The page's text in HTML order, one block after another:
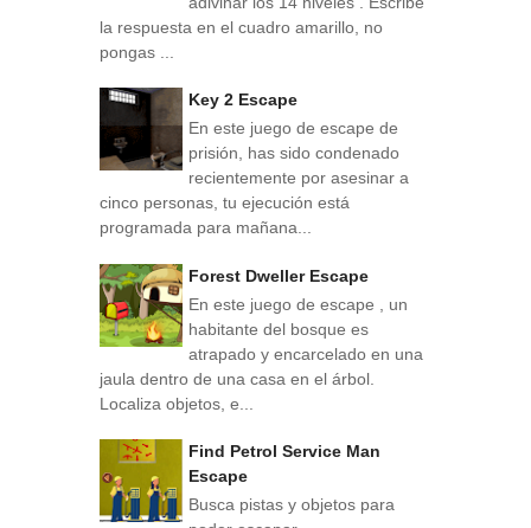
la respuesta en el cuadro amarillo, no
pongas ...
Key 2 Escape
En este juego de escape de
prisión, has sido condenado
recientemente por asesinar a
cinco personas, tu ejecución está
programada para mañana...
Forest Dweller Escape
En este juego de escape , un
habitante del bosque es
atrapado y encarcelado en una
jaula dentro de una casa en el árbol.
Localiza objetos, e...
Find Petrol Service Man
Escape
Busca pistas y objetos para